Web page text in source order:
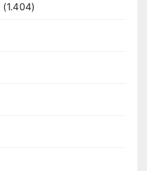
(1.404)